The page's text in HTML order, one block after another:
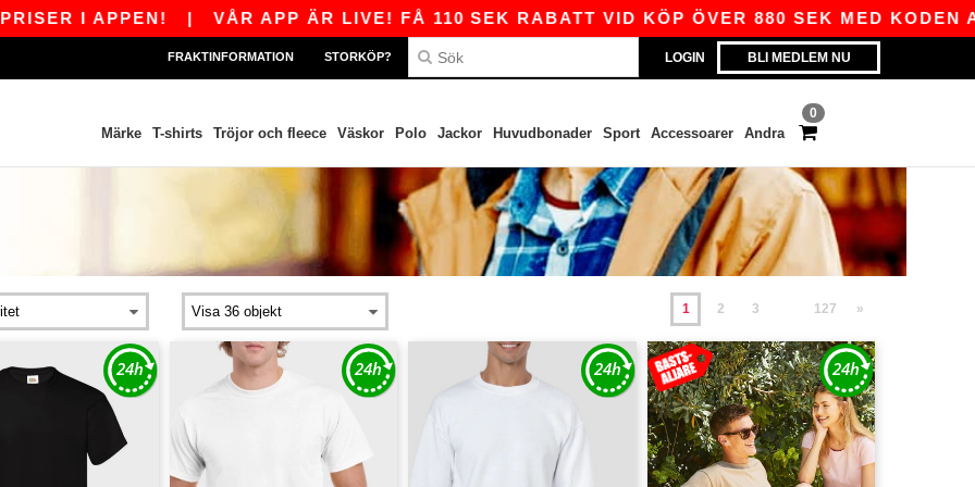
APPEN!|VÅR APP ÄR LIVE! FÅ 110 SEK RABATT VID KÖP ÖVER 880 SEK MED KODEN APP10 –
LOGIN BLI MEDLEM NU
FRAKTINFORMATION STORKÖP?
0
Märke T-shirts Tröjor och fleece Väskor Polo Jackor Huvudbonader Sport Accessoarer Andra
1 2 3 127 »